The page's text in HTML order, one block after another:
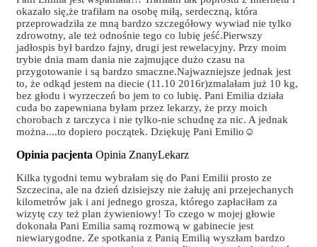
okazało się,że trafiłam na osobę miłą, serdeczną, która
przeprowadziła ze mną bardzo szczegółowy wywiad nie tylko
zdrowotny, ale też odnośnie tego co lubię jeść.Pierwszy
jadłospis był bardzo fajny, drugi jest rewelacyjny. Przy moim
trybie dnia mam dania nie zajmujące dużo czasu na
przygotowanie i są bardzo smaczne.Najwazniejsze jednak jest
to, że odkąd jestem na diecie (11.10 2016r)zmalałam już 10 kg,
bez głodu i wyrzeczeń bo jem to co lubię. Pani Emilia działa
cuda bo zapewniana byłam przez lekarzy, że przy moich
chorobach z tarczyca i nie tylko-nie schudnę za nic. A jednak
można....to dopiero początek. Dziękuję Pani Emilio☺
Opinia pacjenta Opinia ZnanyLekarz
Kilka tygodni temu wybrałam się do Pani Emilii prosto ze
Szczecina, ale na dzień dzisiejszy nie żałuję ani przejechanych
kilometrów jak i ani jednego grosza, którego zapłaciłam za
wizytę czy też plan żywieniowy! To czego w mojej głowie
dokonała Pani Emilia samą rozmową w gabinecie jest
niewiarygodne. Ze spotkania z Panią Emilią wyszłam bardzo